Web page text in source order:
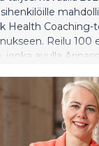
Health Coaching-
Reilu 100
avulla